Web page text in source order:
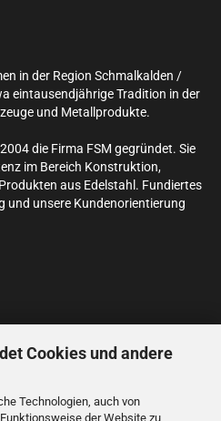
Cookies und andere
Technologien, auch von
der Website zu
in der Region Schmalkalden /
eintausendjährige Tradition in der
und Metallprodukte.
die Firma FSM gegründet. Sie
im Bereich Konstruktion,
aus Edelstahl. Fundiertes
und unsere Kundenorientierung